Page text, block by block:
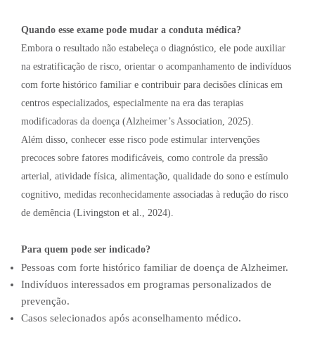
Quando esse exame pode mudar a conduta médica?
Embora o resultado não estabeleça o diagnóstico, ele pode auxiliar
na estratificação de risco, orientar o acompanhamento de indivíduos
com forte histórico familiar e contribuir para decisões clínicas em
centros especializados, especialmente na era das terapias
modificadoras da doença (Alzheimer’s Association, 2025).
Além disso, conhecer esse risco pode estimular intervenções
precoces sobre fatores modificáveis, como controle da pressão
arterial, atividade física, alimentação, qualidade do sono e estímulo
cognitivo, medidas reconhecidamente associadas à redução do risco
de demência (Livingston et al., 2024).
Para quem pode ser indicado?
Pessoas com forte histórico familiar de doença de Alzheimer.
Indivíduos interessados em programas personalizados de
prevenção.
Casos selecionados após aconselhamento médico.